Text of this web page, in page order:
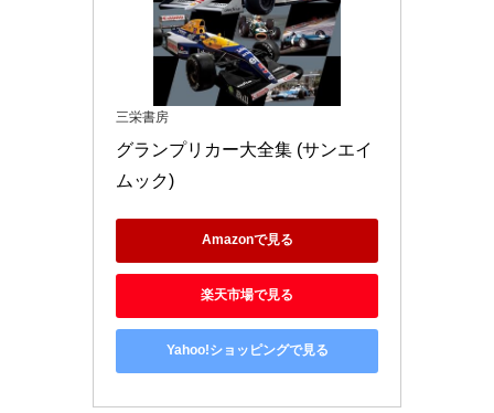
三栄書房
グランプリカー大全集 (サンエイ
ムック)
Amazonで見る
楽天市場で見る
Yahoo!ショッピングで見る